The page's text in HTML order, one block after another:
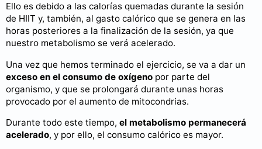
Ello es debido a las calorías quemadas durante la sesión
de HIIT y, también, al gasto calórico que se genera en las
horas posteriores a la finalización de la sesión, ya que
nuestro metabolismo se verá acelerado.
Una vez que hemos terminado el ejercicio, se va a dar un
exceso en el consumo de oxígeno por parte del
organismo, y que se prolongará durante unas horas
provocado por el aumento de mitocondrias.
Durante todo este tiempo, el metabolismo permanecerá
acelerado, y por ello, el consumo calórico es mayor.